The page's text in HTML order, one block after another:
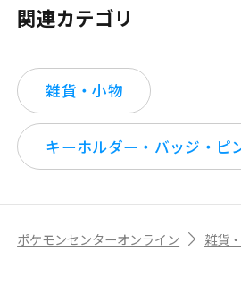
関連カテゴリ
雑貨・小物
キーホルダー・バッジ・ピ
ポケモンセンターオンライン 雑貨